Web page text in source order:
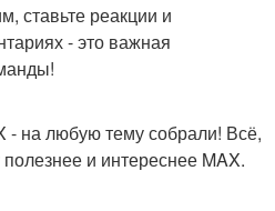
ставьте реакции и
- это важная
на любую тему собрали! Всё,
и интереснее MAX.